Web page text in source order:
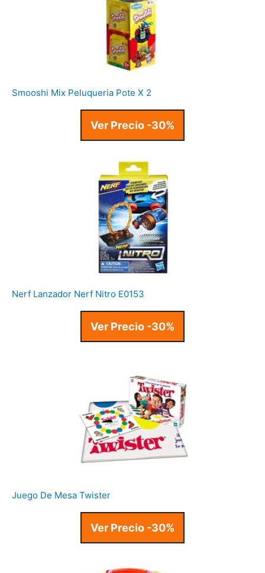
Smooshi Mix Peluqueria Pote X 2
Ver Precio -30%
Nerf Lanzador Nerf Nitro E0153
Ver Precio -30%
Juego De Mesa Twister
Ver Precio -30%